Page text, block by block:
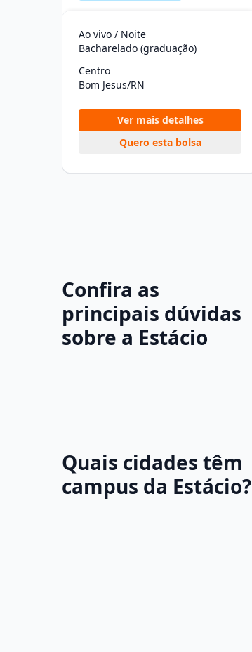
Ao vivo / Noite
Bacharelado (graduação)
Centro
Bom Jesus/RN
Ver mais detalhes
Quero esta bolsa
Confira as
principais dúvidas
sobre a Estácio
Quais cidades têm
campus da Estácio?